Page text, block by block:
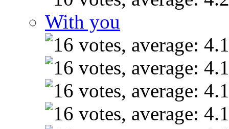
With you